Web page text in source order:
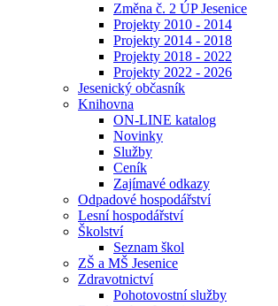
Změna č. 2 ÚP Jesenice
Projekty 2010 - 2014
Projekty 2014 - 2018
Projekty 2018 - 2022
Projekty 2022 - 2026
Jesenický občasník
Knihovna
ON-LINE katalog
Novinky
Služby
Ceník
Zajímavé odkazy
Odpadové hospodářství
Lesní hospodářství
Školství
Seznam škol
ZŠ a MŠ Jesenice
Zdravotnictví
Pohotovostní služby